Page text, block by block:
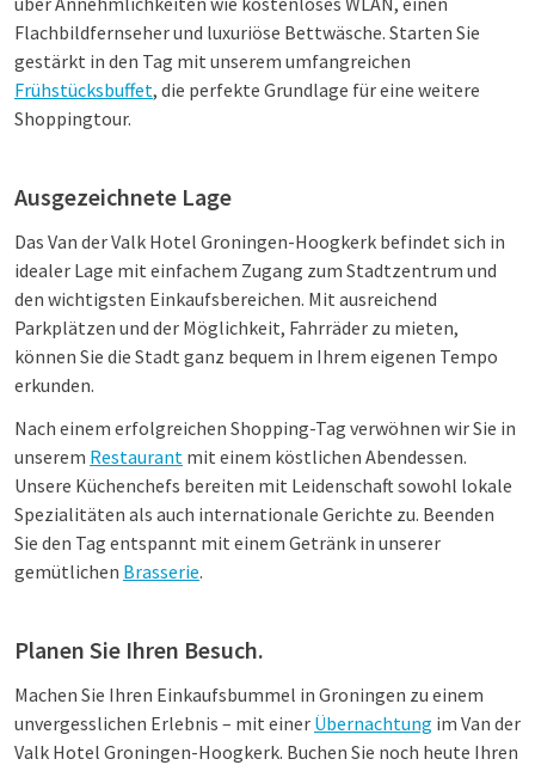
Flachbildfernseher und luxuriöse Bettwäsche. Starten Sie
gestärkt in den Tag mit unserem umfangreichen
Frühstücksbuffet, die perfekte Grundlage für eine weitere
Shoppingtour.
Ausgezeichnete Lage
Das Van der Valk Hotel Groningen-Hoogkerk befindet sich in
idealer Lage mit einfachem Zugang zum Stadtzentrum und
den wichtigsten Einkaufsbereichen. Mit ausreichend
Parkplätzen und der Möglichkeit, Fahrräder zu mieten,
können Sie die Stadt ganz bequem in Ihrem eigenen Tempo
erkunden.
Nach einem erfolgreichen Shopping-Tag verwöhnen wir Sie in
unserem Restaurant mit einem köstlichen Abendessen.
Unsere Küchenchefs bereiten mit Leidenschaft sowohl lokale
Spezialitäten als auch internationale Gerichte zu. Beenden
Sie den Tag entspannt mit einem Getränk in unserer
gemütlichen Brasserie.
Planen Sie Ihren Besuch.
Machen Sie Ihren Einkaufsbummel in Groningen zu einem
unvergesslichen Erlebnis – mit einer Übernachtung im Van der
Valk Hotel Groningen-Hoogkerk. Buchen Sie noch heute Ihren